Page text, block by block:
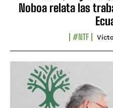
Noboa relata las
#NTF